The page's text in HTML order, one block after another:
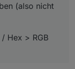
(also nicht
Hex > RGB